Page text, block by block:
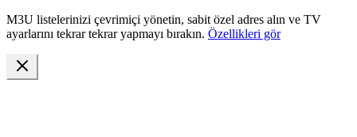
M3U listelerinizi çevrimiçi yönetin, sabit özel adres alın ve TV
ayarlarını tekrar tekrar yapmayı bırakın. Özellikleri gör